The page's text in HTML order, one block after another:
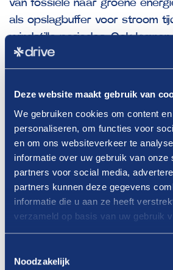
Deze website maakt gebruik van
We gebruiken cookies om content
personaliseren, om functies voor
en om ons websiteverkeer te
informatie over uw gebruik van onze
partners voor social media,
partners kunnen deze gegevens
informatie die u aan ze heeft
verzameld op basis van uw gebruik
Noodzakelijk
van fossiele naar groene
als opslagbuffer voor stroom
windstille periodes. Ook
voertuigen en
op rijden
zelfshuizenmee verwarmd
de wereld ruim
90 ton
per jaar.
vraag naar waterstof tot 2050
vervijfvoudigen.
Kijk hier naar een
vormen van
Vraag daarom zeker ook de